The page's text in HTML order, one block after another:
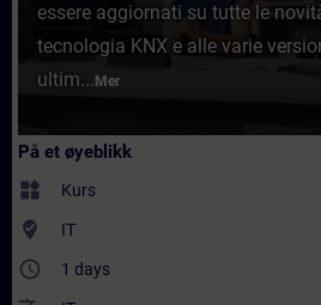
essere aggiornati su tutte le
tecnologia KNX e alle varie
ultim... Mer
På et øyeblikk
widgets Kurs
where_to_vote IT
access_time 1 days